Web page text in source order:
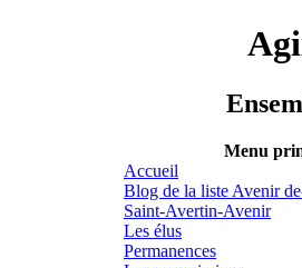
Menu
Accueil
Blog de la liste Avenir
Saint-Avertin-Avenir
Les élus
Permanences